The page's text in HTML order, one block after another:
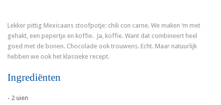
Lekker pittig Mexicaans stoofpotje: chili con carne. We maken ‘m met
gehakt, een pepertje en koffie. Ja, koffie. Want dat combineert heel
goed met de bonen. Chocolade ook trouwens. Echt. Maar natuurlijk
hebben we ook het klassieke recept.
Ingrediënten
- 2 uien